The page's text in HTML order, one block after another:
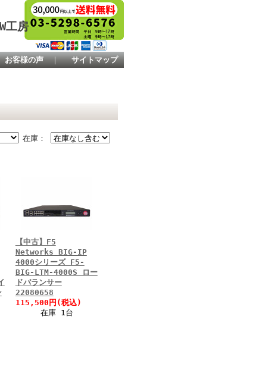
工房
お客様の声 ｜ サイトマップ
在庫：
【中古】F5
Networks BIG-IP
4000シリーズ F5-
BIG-LTM-4000S ロー
ドバランサー
22080658
115,500円(税込)
在庫 1台